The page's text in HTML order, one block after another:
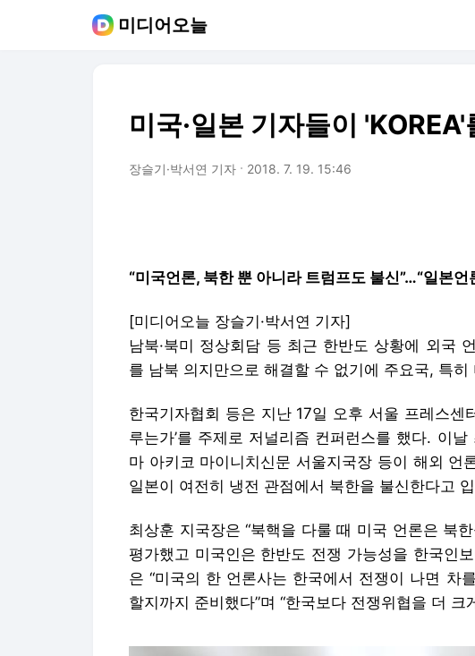
미디어오늘
미국·일본 기자들이
장슬기·박서연 기자 2018. 7. 19. 15:46
“미국언론, 북한 뿐 아니라 트럼프도 불신”…“일본
[미디어오늘 장슬기·박서연 기자]
남북·북미 정상회담 등 최근 한반도 상황에 외국
를 남북 의지만으로 해결할 수 없기에 주요국, 특
한국기자협회 등은 지난 17일 오후 서울 프레스센
루는가’를 주제로 저널리즘 컨퍼런스를 했다. 이
마 아키코 마이니치신문 서울지국장 등이 해외 언
일본이 여전히 냉전 관점에서 북한을 불신한다고
최상훈 지국장은 “북핵을 다룰 때 미국 언론은 북
평가했고 미국인은 한반도 전쟁 가능성을 한국인
은 “미국의 한 언론사는 한국에서 전쟁이 나면 차
할지까지 준비했다”며 “한국보다 전쟁위협을 더 크